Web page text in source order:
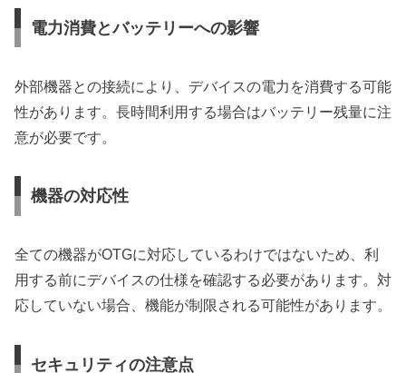
電力消費とバッテリーへの影響
外部機器との接続により、デバイスの電力を消費する可能
性があります。長時間利用する場合はバッテリー残量に注
意が必要です。
機器の対応性
全ての機器がOTGに対応しているわけではないため、利
用する前にデバイスの仕様を確認する必要があります。対
応していない場合、機能が制限される可能性があります。
セキュリティの注意点